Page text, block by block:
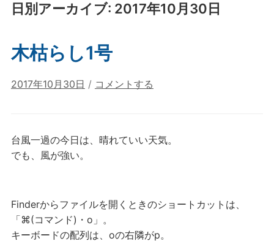
日別アーカイブ: 2017年10月30日
木枯らし1号
2017年10月30日 / コメントする
台風一過の今日は、晴れていい天気。
でも、風が強い。
Finderからファイルを開くときのショートカットは、
「⌘(コマンド)・o」。
キーボードの配列は、oの右隣がp。